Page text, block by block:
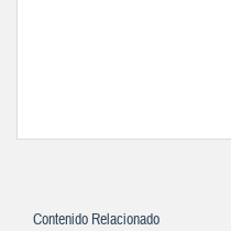
Contenido Relacionado